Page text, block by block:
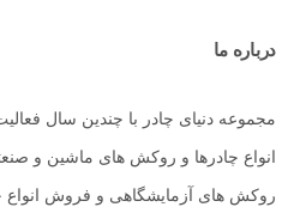
درباره ما
مجموعه دنیای چادر با چندین سال
انواع چادرها و روکش های ماشین و
روکش های آزمایشگاهی و فروش انواع